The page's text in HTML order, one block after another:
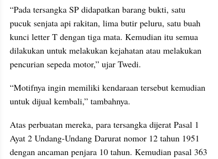
“Pada tersangka SP didapatkan barang bukti, satu
pucuk senjata api rakitan, lima butir peluru, satu buah
kunci letter T dengan tiga mata. Kemudian itu semua
dilakukan untuk melakukan kejahatan atau melakukan
pencurian sepeda motor,” ujar Twedi.
“Motifnya ingin memiliki kendaraan tersebut kemudian
untuk dijual kembali,” tambahnya.
Atas perbuatan mereka, para tersangka dijerat Pasal 1
Ayat 2 Undang-Undang Darurat nomor 12 tahun 1951
dengan ancaman penjara 10 tahun. Kemudian pasal 363